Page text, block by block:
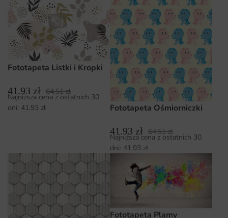
Fototapeta Listki i Kropki
41.93 zł 64.51zł
Najniższa cena z ostatnich 30
dni: 41.93 zł Fototapeta Ośmiorniczki
41.93 zł 64.51zł
Najniższa cena z ostatnich 30
dni: 41.93 zł
Fototapeta Plamy